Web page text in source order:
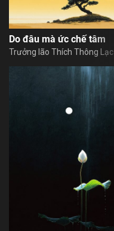
Do đâu mà ức chế tâm
Trưởng lão Thích Thông Lạc